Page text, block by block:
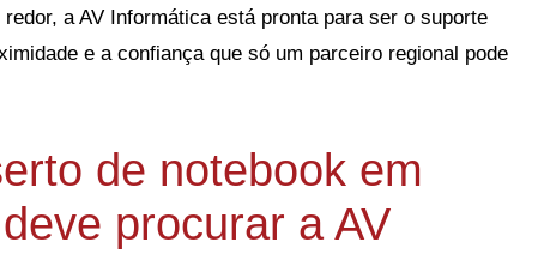
a AV Informática está pronta para ser o suporte
e a confiança que só um parceiro regional pode
de notebook em
procurar a AV